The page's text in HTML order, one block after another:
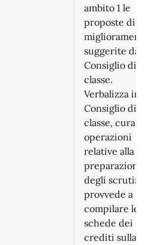
ambito 1 le
proposte di
miglioramento
suggerite dal
Consiglio di
classe.
Verbalizza in
Consiglio di
classe, cura le
operazioni
relative alla
preparazione
degli scrutini e
provvede a
compilare le
schede dei
crediti sulla